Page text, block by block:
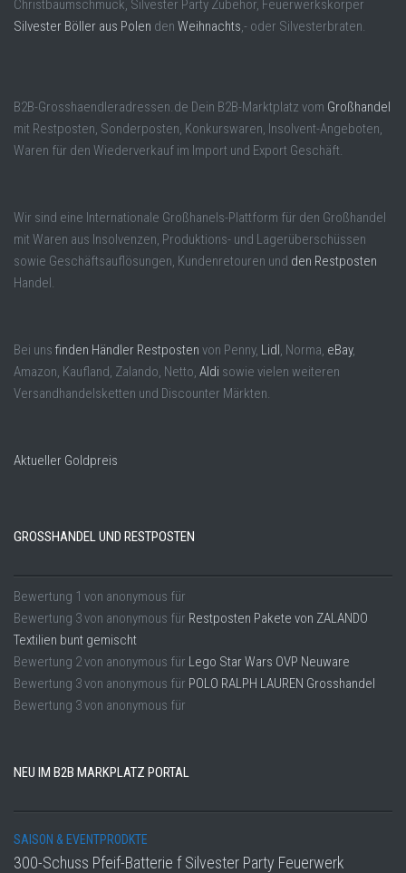
Christbaumschmuck, Silvester Party Zubehör, Feuerwerkskörper
Silvester Böller aus Polen den Weihnachts ,- oder Silvesterbraten.
B2B-Grosshaendleradressen.de Dein B2B-Marktplatz vom Großhandel
mit Restposten, Sonderposten, Konkurswaren, Insolvent-Angeboten,
Waren für den Wiederverkauf im Import und Export Geschäft.
Wir sind eine Internationale Großhanels-Plattform für den Großhandel
mit Waren aus Insolvenzen, Produktions- und Lagerüberschüssen
sowie Geschäftsauflösungen, Kundenretouren und den Restposten
Handel.
Bei uns finden Händler Restposten von Penny, Lidl , Norma, eBay,
Amazon, Kaufland, Zalando, Netto, Aldi sowie vielen weiteren
Versandhandelsketten und Discounter Märkten.
Aktueller Goldpreis
GROSSHANDEL UND RESTPOSTEN
Bewertung 1 von anonymous für
Bewertung 3von anonymous für Restposten Pakete von ZALANDO
Textilien bunt gemischt
Bewertung 2von anonymous für Lego Star Wars OVP Neuware
Bewertung 3von anonymous für POLO RALPH LAUREN Grosshandel
Bewertung 3von anonymous für
NEU IM B2B MARKPLATZ PORTAL
SAISON & EVENTPRODKTE
300-Schuss Pfeif-Batterie f Silvester Party Feuerwerk